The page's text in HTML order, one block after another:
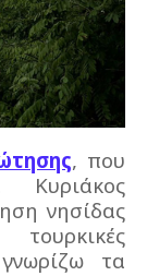
, που
νησίδας
τα